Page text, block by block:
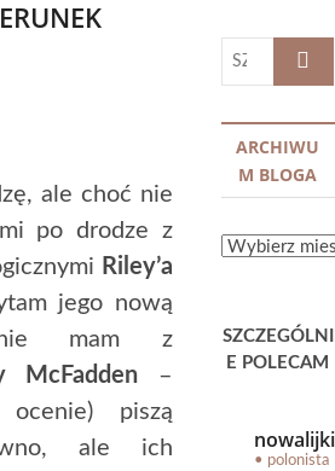
ale choć nie
po drodze z
Riley’a
jego nową
mam z
McFadden –
piszą
ale ich
ARCHIWU
M BLOGA
ARCHIWUM
SZCZEGÓLNI
E POLECAM
nowalijki
• polonista